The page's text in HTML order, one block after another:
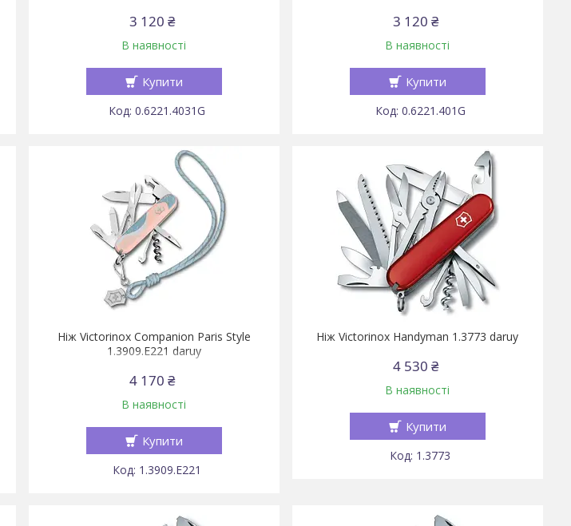
3 120 ₴
В наявності
Купити
0.6221.4031G
3 120 ₴
В наявності
Купити
0.6221.401G
Ніж Victorinox Companion Paris Style
1.3909.E221 daruy
4 170 ₴
В наявності
Купити
1.3909.E221
Ніж Victorinox Handyman 1.3773 daruy
4 530 ₴
В наявності
Купити
1.3773